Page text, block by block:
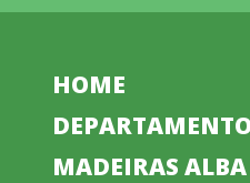
HOME
DEPARTAMENTO
MADEIRAS ALBA